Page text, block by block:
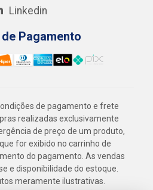
Linkedin
Pagamento
de pagamento e frete
realizadas exclusivamente
de preço de um produto,
for exibido no carrinho de
do pagamento. As vendas
e disponibilidade do estoque.
meramente ilustrativas.